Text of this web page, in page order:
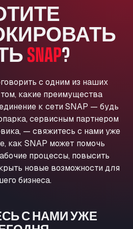
8LT
89188
66871
63811
SNAP?
с одним из наших
какие преимущества
к сети SNAP — будь
сервисным партнером
— свяжитесь с нами уже
как SNAP может помочь
процессы, повысить
новые возможности для
бизнеса.
С НАМИ УЖЕ